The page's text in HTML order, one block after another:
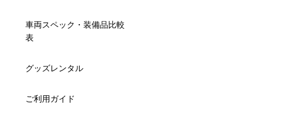
車両スペック・装備品比較
表
グッズレンタル
ご利用ガイド